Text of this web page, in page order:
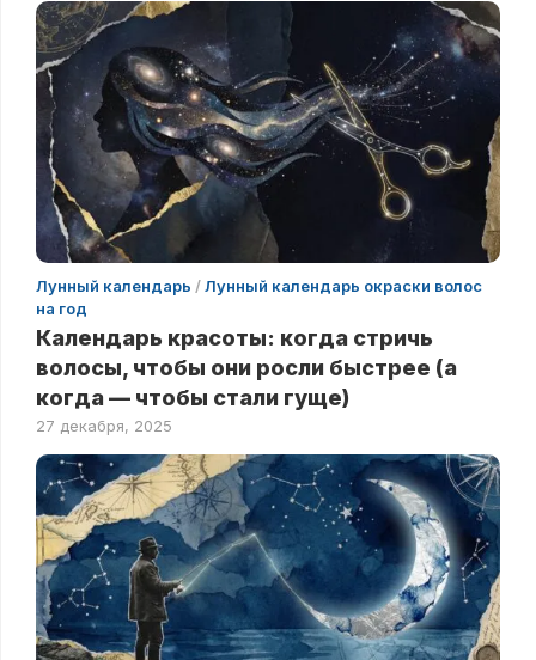
Лунный календарь /Лунный календарь окраски волос
на год
Календарь красоты: когда стричь
волосы, чтобы они росли быстрее (а
когда — чтобы стали гуще)
27 декабря, 2025